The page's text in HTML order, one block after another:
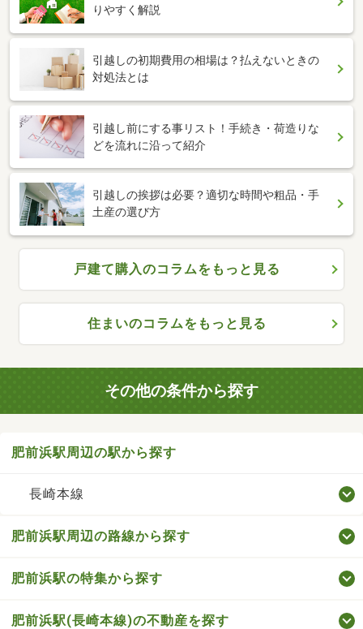
りやすく解説
引越しの初期費用の相場は？払えないときの
対処法とは
引越し前にする事リスト！手続き・荷造りな
どを流れに沿って紹介
引越しの挨拶は必要？適切な時間や粗品・手
土産の選び方
戸建て購入のコラムをもっと見る
住まいのコラムをもっと見る
その他の条件から探す
肥前浜駅周辺の駅から探す
長崎本線
肥前浜駅周辺の路線から探す
肥前浜駅の特集から探す
肥前浜駅(長崎本線)の不動産を探す